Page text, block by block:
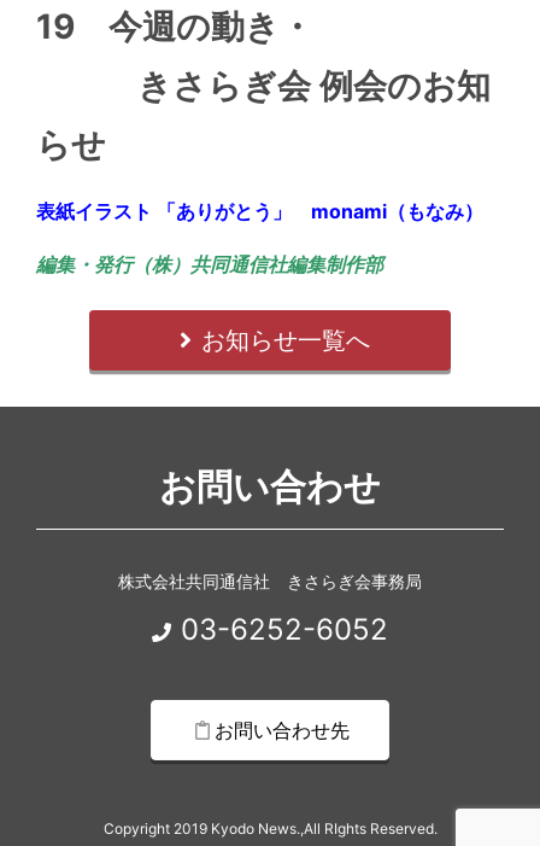
19 今週の動き・
きさらぎ会 例会のお知
らせ
表紙イラスト 「ありがとう」 monami（もなみ）
編集・発行（株）共同通信社編集制作部
お知らせ一覧へ
お問い合わせ
株式会社共同通信社 きさらぎ会事務局
03-6252-6052
お問い合わせ先
Copyright 2019 Kyodo News.,All RIghts Reserved.